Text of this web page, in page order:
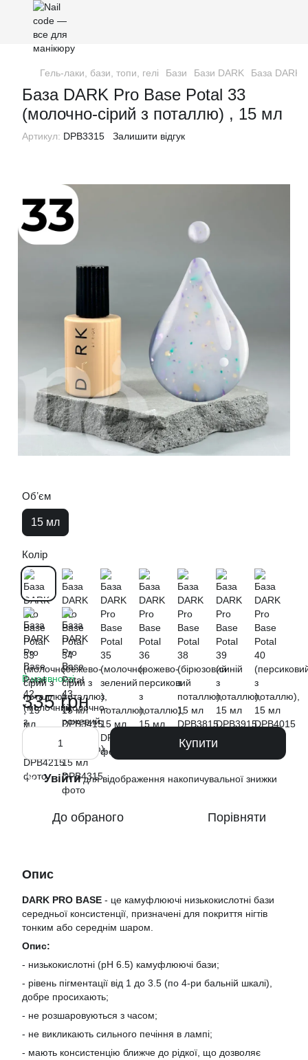
Гель-лаки, бази, топи, гелі Бази Бази DARK База DARK
База DARK Pro Base Potal 33
(молочно-сірий з поталлю) , 15 мл
Артикул: DPB3315 Залишити відгук
Обʼєм
15 мл
Колір
В наявності
335 грн
Купити
% Увійтидля відображення накопичувальної знижки
До обраного Порівняти
Опис
DARK PRO BASE - це камуфлюючі низькокислотні бази
середньої консистенції, призначені для покриття нігтів
тонким або середнім шаром.
Опис:
- низькокислотні (pH 6.5) камуфлюючі бази;
- рівень пігментації від 1 до 3.5 (по 4-ри бальній шкалі),
добре просихають;
- не розшаровуються з часом;
- не викликають сильного печіння в лампі;
- мають консистенцію ближче до рідкої, що дозволяє